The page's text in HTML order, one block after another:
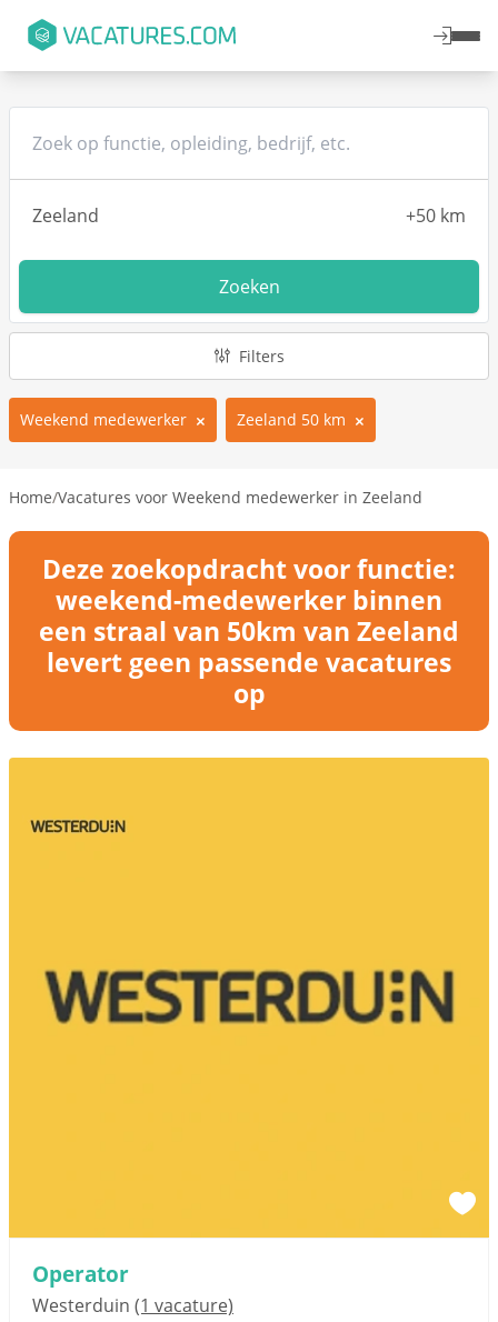
Zoeken
Filters
Weekend medewerker Zeeland 50 km
Home/Vacatures voor Weekend medewerker in Zeeland
Deze zoekopdracht voor functie:
weekend-medewerker binnen
een straal van 50km van Zeeland
levert geen passende vacatures
op
Operator
Westerduin (1 vacature)